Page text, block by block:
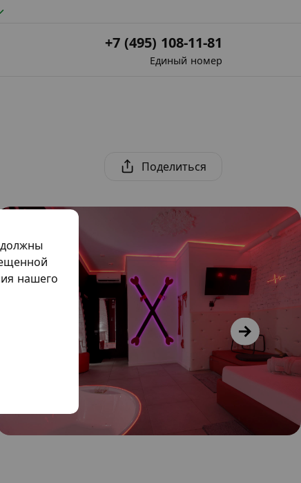
нашего
+7 (495) 108-11-81
Единый номер
Поделиться